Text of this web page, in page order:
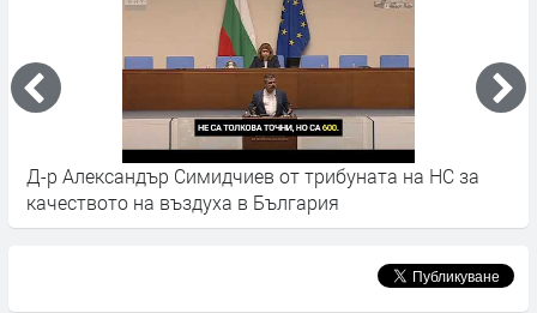
на НС за
Анета Димитрова - от истории за
Димитровград